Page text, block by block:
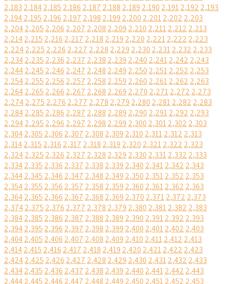
2,183 2,1842,185 2,186 2,187 2,188 2,189 2,190 2,1912,192 2,193
2,1942,195 2,196 2,197 2,198 2,199 2,200 2,2012,202 2,203
2,2042,205 2,206 2,207 2,208 2,209 2,210 2,2112,212 2,213
2,2142,215 2,216 2,217 2,218 2,219 2,220 2,2212,222 2,223
2,2242,225 2,226 2,227 2,228 2,229 2,230 2,2312,232 2,233
2,2342,235 2,236 2,237 2,238 2,239 2,240 2,2412,242 2,243
2,2442,245 2,246 2,247 2,248 2,249 2,250 2,2512,252 2,253
2,2542,255 2,256 2,257 2,258 2,259 2,260 2,2612,262 2,263
2,2642,265 2,266 2,267 2,268 2,269 2,270 2,2712,272 2,273
2,2742,275 2,276 2,277 2,278 2,279 2,280 2,2812,282 2,283
2,2842,285 2,286 2,287 2,288 2,289 2,290 2,2912,292 2,293
2,2942,295 2,296 2,297 2,298 2,299 2,300 2,3012,302 2,303
2,3042,305 2,306 2,307 2,308 2,309 2,310 2,3112,312 2,313
2,3142,315 2,316 2,317 2,318 2,319 2,320 2,3212,322 2,323
2,3242,325 2,326 2,327 2,328 2,329 2,330 2,3312,332 2,333
2,3342,335 2,336 2,337 2,338 2,339 2,340 2,3412,342 2,343
2,3442,345 2,346 2,347 2,348 2,349 2,350 2,3512,352 2,353
2,3542,355 2,356 2,357 2,358 2,359 2,360 2,3612,362 2,363
2,3642,365 2,366 2,367 2,368 2,369 2,370 2,3712,372 2,373
2,3742,375 2,376 2,377 2,378 2,379 2,380 2,3812,382 2,383
2,3842,385 2,386 2,387 2,388 2,389 2,390 2,3912,392 2,393
2,3942,395 2,396 2,397 2,398 2,399 2,400 2,4012,402 2,403
2,4042,405 2,406 2,407 2,408 2,409 2,410 2,4112,412 2,413
2,4142,415 2,416 2,417 2,418 2,419 2,420 2,4212,422 2,423
2,4242,425 2,426 2,427 2,428 2,429 2,430 2,4312,432 2,433
2,4342,435 2,436 2,437 2,438 2,439 2,440 2,4412,442 2,443
2,4442,445 2,446 2,447 2,448 2,449 2,450 2,4512,452 2,453